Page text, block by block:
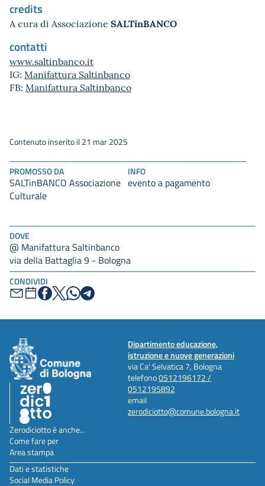
DOVE
@ Manifattura Saltinbanco
via della Battaglia 9 - Bologna
CONDIVIDI
credits
A cura di Associazione SALTinBANCO
contatti
www.saltinbanco.it
IG: Manifattura Saltinbanco
FB: Manifattura Saltinbanco
PROMOSSO DA
SALTinBANCO Associazione
Culturale
INFO
evento a pagamento
Contenuto inserito il 21 mar 2025
Dipartimento educazione,
istruzione e nuove generazioni
via Ca' Selvatica 7, Bologna
telefono0512196172 /
0512195892
email
zerodiciotto@comune.bologna.it
Zerodiciotto è anche...
Come fare per
Area stampa
Dati e statistiche
Social Media Policy